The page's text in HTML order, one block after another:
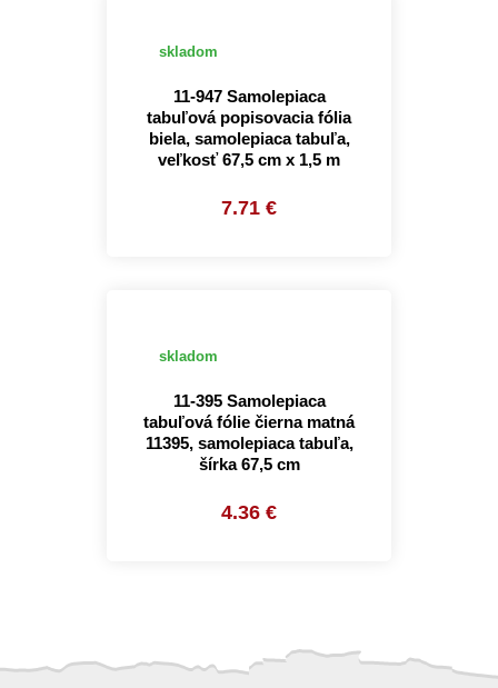
skladom
11-947 Samolepiaca
tabuľová popisovacia fólia
biela, samolepiaca tabuľa,
veľkosť 67,5 cm x 1,5 m
7.71 €
skladom
11-395 Samolepiaca
tabuľová fólie čierna matná
11395, samolepiaca tabuľa,
šírka 67,5 cm
4.36 €